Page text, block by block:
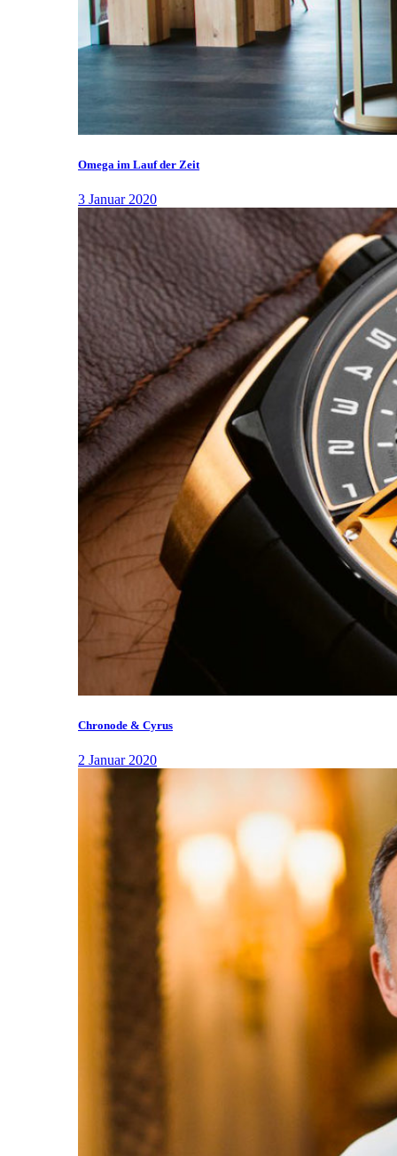
Omega im Lauf der Zeit
3 Januar 2020
Chronode & Cyrus
2 Januar 2020